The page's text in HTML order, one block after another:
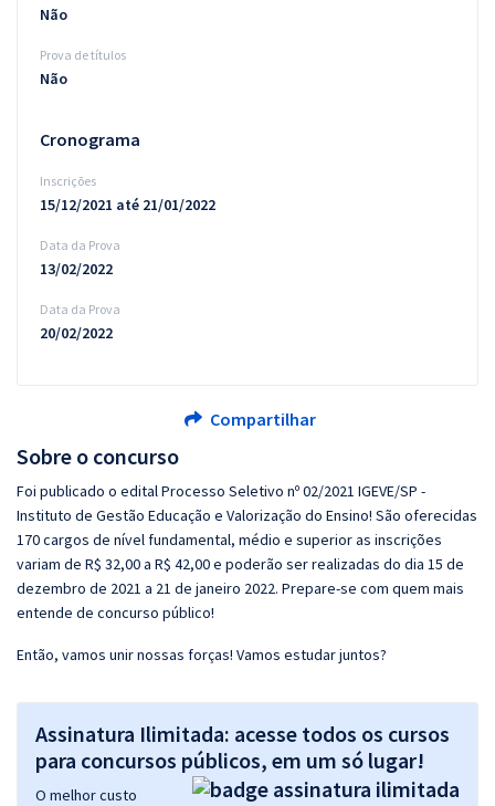
Sobre o concurso
Foi publicado o edital Processo Seletivo nº 02/2021 IGEVE/SP -
Instituto de Gestão Educação e Valorização do Ensino! São oferecidas
170 cargos de nível fundamental, médio e superior as inscrições
variam de R$ 32,00 a R$ 42,00 e poderão ser realizadas do dia 15 de
dezembro de 2021 a 21 de janeiro 2022. Prepare-se com quem mais
entende de concurso público!
Então, vamos unir nossas forças! Vamos estudar juntos?
Assinatura Ilimitada: acesse todos os cursos
para concursos públicos, em um só lugar!
O melhor custo
Não
Prova de títulos
Não
Cronograma
Inscrições
15/12/2021 até 21/01/2022
Data da Prova
13/02/2022
Data da Prova
20/02/2022
Compartilhar